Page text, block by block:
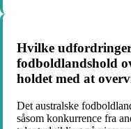
Hvilke
fodboldlandshold
holdet med at
Det australske
såsom konkurrence fra